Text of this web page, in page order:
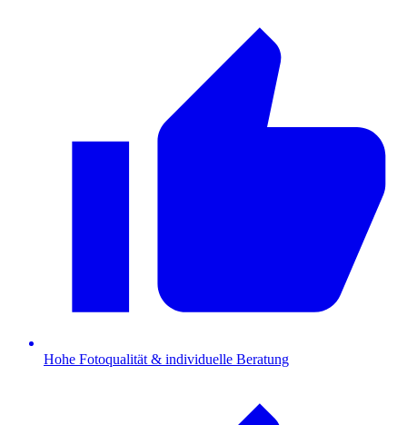
Hohe Fotoqualität & individuelle Beratung